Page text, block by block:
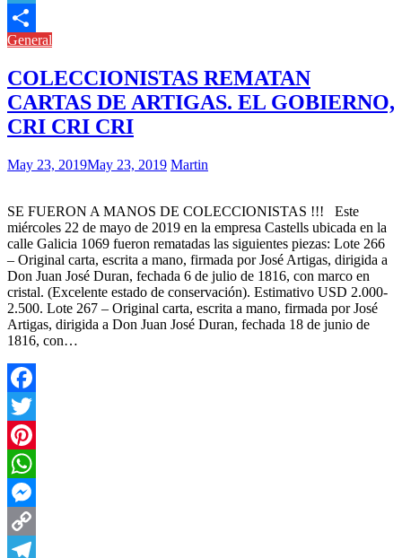
Link
Telegram
Compartir
General
COLECCIONISTAS REMATAN
CARTAS DE ARTIGAS. EL GOBIERNO,
CRI CRI CRI
May 23, 2019May 23, 2019 Martin
SE FUERON A MANOS DE COLECCIONISTAS !!! Este
miércoles 22 de mayo de 2019 en la empresa Castells ubicada en la
calle Galicia 1069 fueron rematadas las siguientes piezas: Lote 266
– Original carta, escrita a mano, firmada por José Artigas, dirigida a
Don Juan José Duran, fechada 6 de julio de 1816, con marco en
cristal. (Excelente estado de conservación). Estimativo USD 2.000-
2.500. Lote 267 – Original carta, escrita a mano, firmada por José
Artigas, dirigida a Don Juan José Duran, fechada 18 de junio de
1816, con…
Facebook
Twitter
Pinterest
WhatsApp
Messenger
Copy